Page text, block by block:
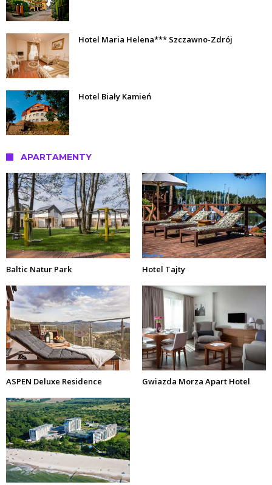
Hotel Maria Helena*** Szczawno-Zdrój
Hotel Biały Kamień
APARTAMENTY
Baltic Natur Park Hotel Tajty
ASPEN Deluxe Residence Gwiazda Morza Apart Hotel